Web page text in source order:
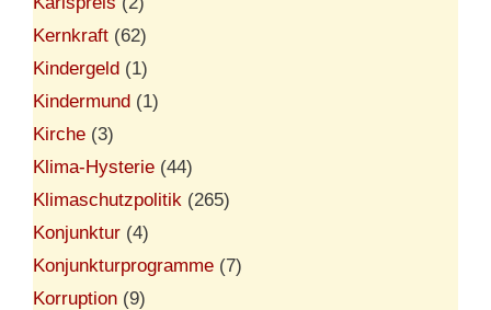
Kernkraft (62)
Kindergeld (1)
Kindermund (1)
Kirche (3)
Klima-Hysterie (44)
Klimaschutzpolitik (265)
Konjunktur (4)
Konjunkturprogramme (7)
Korruption (9)